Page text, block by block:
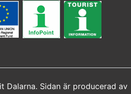
Sidan är producerad av